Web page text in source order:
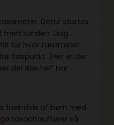
Dette startes
med kunden. Dog
tur hvor taxameter
tidspunkt. (Her er der
der ikke helt har
tusindvis af børn med
taxachauffører så